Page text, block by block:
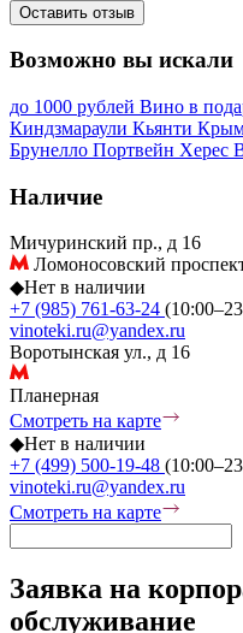
Оставить отзыв
Возможно вы искали
до 1000 рублей Вино в
Киндзмараули Кьянти
Брунелло Портвейн Херес
Наличие
Мичуринский пр., д 16
Ломоносовский
◆Нет в наличии
+7 (985) 761-63-24
vinoteki.ru@yandex.ru
Воротынская ул., д 16
Планерная
Смотреть на карте
◆Нет в наличии
+7 (499) 500-19-48
vinoteki.ru@yandex.ru
Смотреть на карте
Заявка на
обслуживание